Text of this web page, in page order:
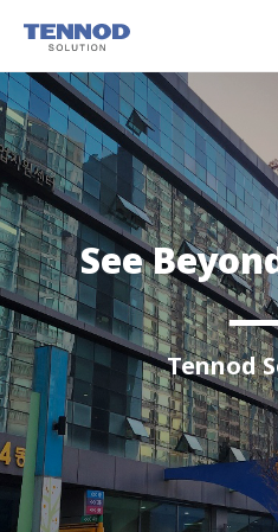
회사
회사
연
핵심
비전과
고
솔
고객
상담
인재
오시
See
Tennod